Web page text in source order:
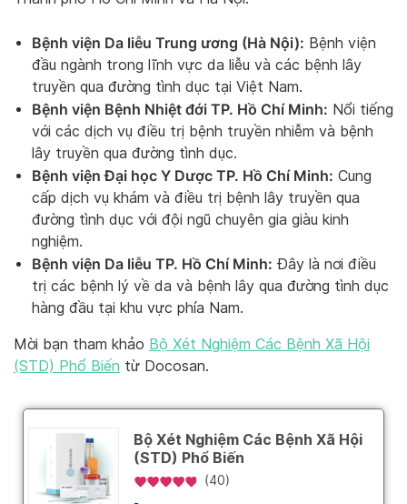
Bệnh viện Da liễu Trung ương (Hà Nội): Bệnh viện
đầu ngành trong lĩnh vực da liễu và các bệnh lây
truyền qua đường tình dục tại Việt Nam.
Bệnh viện Bệnh Nhiệt đới TP. Hồ Chí Minh: Nổi tiếng
với các dịch vụ điều trị bệnh truyền nhiễm và bệnh
lây truyền qua đường tình dục.
Bệnh viện Đại học Y Dược TP. Hồ Chí Minh: Cung
cấp dịch vụ khám và điều trị bệnh lây truyền qua
đường tình dục với đội ngũ chuyên gia giàu kinh
nghiệm.
Bệnh viện Da liễu TP. Hồ Chí Minh: Đây là nơi điều
trị các bệnh lý về da và bệnh lây qua đường tình dục
hàng đầu tại khu vực phía Nam.
Mời bạn tham khảo Bộ Xét Nghiệm Các Bệnh Xã Hội
(STD) Phổ Biến từ Docosan.